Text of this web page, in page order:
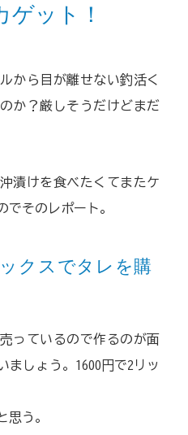
ット！
から目が離せない釣活く
か？厳しそうだけどまだ
漬けを食べたくてまたケ
でそのレポート。
クスでタレを購
っているので作るのが面
ましょう。1600円で2リッ
思う。